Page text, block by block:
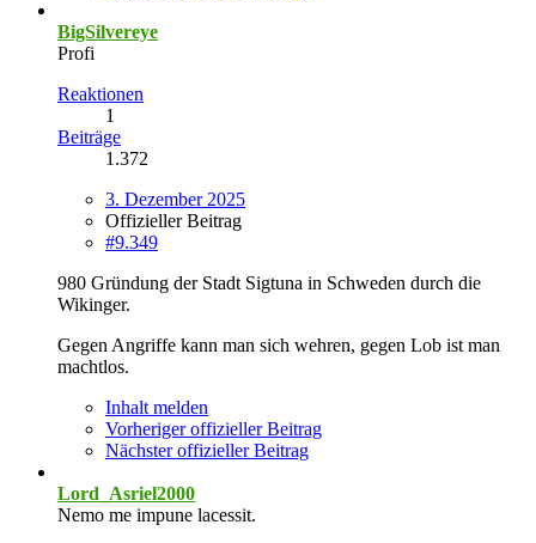
BigSilvereye
Profi
Reaktionen
1
Beiträge
1.372
3. Dezember 2025
Offizieller Beitrag
#9.349
980 Gründung der Stadt Sigtuna in Schweden durch die
Wikinger.
Gegen Angriffe kann man sich wehren, gegen Lob ist man
machtlos.
Inhalt melden
Vorheriger offizieller Beitrag
Nächster offizieller Beitrag
Lord_Asriel2000
Nemo me impune lacessit.